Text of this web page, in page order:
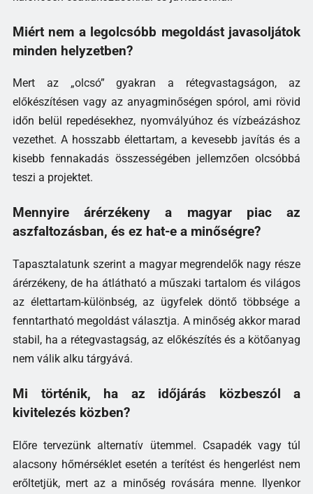
Miért nem a legolcsóbb megoldást javasoljátok
minden helyzetben?
Mert az „olcsó” gyakran a rétegvastagságon, az
előkészítésen vagy az anyagminőségen spórol, ami rövid
időn belül repedésekhez, nyomvályúhoz és vízbeázáshoz
vezethet. A hosszabb élettartam, a kevesebb javítás és a
kisebb fennakadás összességében jellemzően olcsóbbá
teszi a projektet.
Mennyire árérzékeny a magyar piac az
aszfaltozásban, és ez hat-e a minőségre?
Tapasztalatunk szerint a magyar megrendelők nagy része
árérzékeny, de ha átlátható a műszaki tartalom és világos
az élettartam-különbség, az ügyfelek döntő többsége a
fenntartható megoldást választja. A minőség akkor marad
stabil, ha a rétegvastagság, az előkészítés és a kötőanyag
nem válik alku tárgyává.
Mi történik, ha az időjárás közbeszól a
kivitelezés közben?
Előre tervezünk alternatív ütemmel. Csapadék vagy túl
alacsony hőmérséklet esetén a terítést és hengerlést nem
erőltetjük, mert az a minőség rovására menne. Ilyenkor